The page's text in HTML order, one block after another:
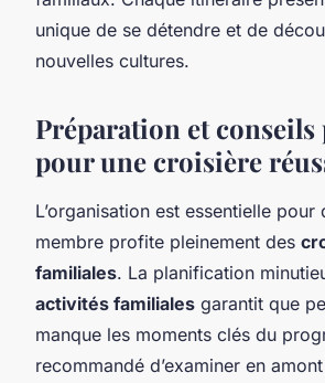
unique de se détendre et de
nouvelles cultures.
Préparation et
pour une croisière
L’organisation est essentielle pour
membre profite pleinement des
familiales. La planification
activités familiales garantit que
manque les moments clés du
recommandé d’examiner en